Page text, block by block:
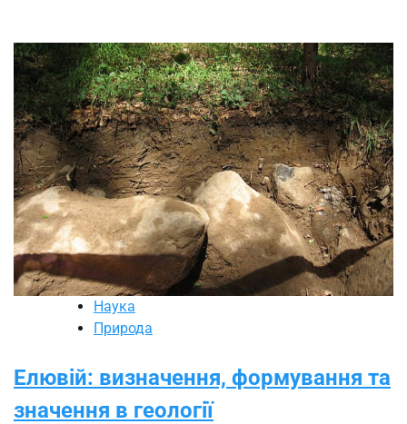
Наука
Природа
Елювій: визначення, формування та
значення в геології